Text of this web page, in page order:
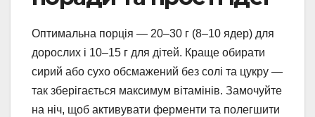
Оптимальна порція — 20–30 г (8–10 ядер) для
дорослих і 10–15 г для дітей. Краще обирати
сирий або сухо обсмажений без солі та цукру —
так зберігається максимум вітамінів. Замочуйте
на ніч, щоб активувати ферменти та полегшити